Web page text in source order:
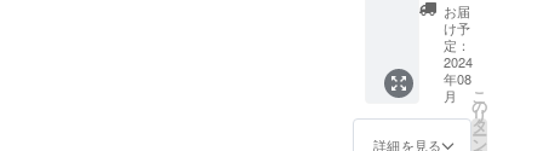
す。 そ
の場合
CAMPF
IREでご
使用の
ユー
さい。
掲載す
るお名
前や企
業名は
審査の
上、第
３者を
ほぼ決
定稿と
なりま
すの
で、一
部完成
映画と
異なる
定台
本】 ・
出演者
限定サ
イン入
り台本
・エン
ドロー
お届
け予
定：
2024
年08
月
詳細を見る
こ
の
リ
タ
ー
ン